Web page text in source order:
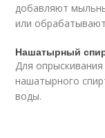
добавляют
или
Нашатырный
Для
нашатырного
воды.